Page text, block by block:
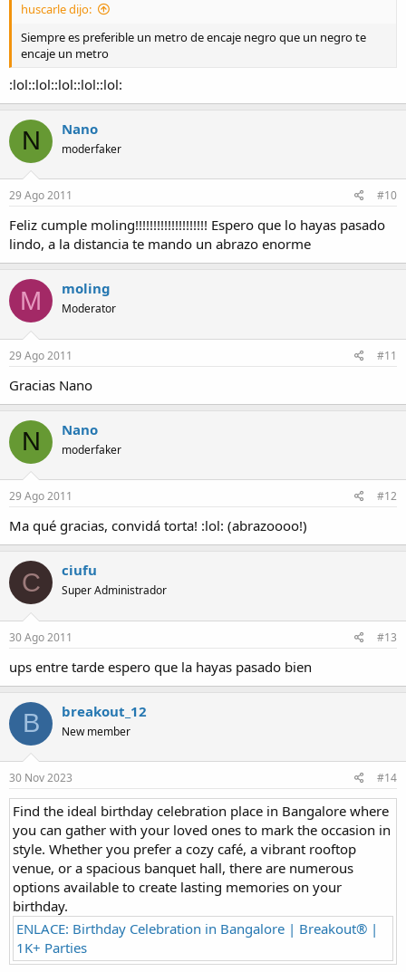
huscarle dijo:
Siempre es preferible un metro de encaje negro que un negro te
encaje un metro
:lol::lol::lol::lol::lol:
N Nano
moderfaker
29 Ago 2011 #10
Feliz cumple moling!!!!!!!!!!!!!!!!!!!! Espero que lo hayas pasado
lindo, a la distancia te mando un abrazo enorme
M moling
Moderator
29 Ago 2011 #11
Gracias Nano
N Nano
moderfaker
29 Ago 2011 #12
Ma qué gracias, convidá torta! :lol: (abrazoooo!)
C ciufu
Super Administrador
30 Ago 2011 #13
ups entre tarde espero que la hayas pasado bien
B breakout_12
New member
30 Nov 2023 #14
Find the ideal birthday celebration place in Bangalore where
you can gather with your loved ones to mark the occasion in
style. Whether you prefer a cozy café, a vibrant rooftop
venue, or a spacious banquet hall, there are numerous
options available to create lasting memories on your
birthday.
ENLACE: Birthday Celebration in Bangalore | Breakout® |
1K+ Parties